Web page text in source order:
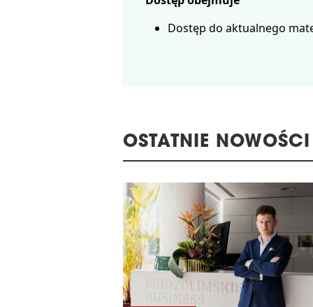
Dostęp do aktualnego
OSTATNIE NOWOŚCI